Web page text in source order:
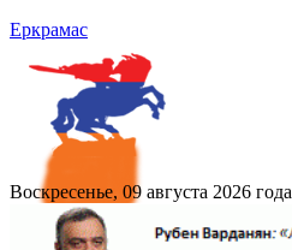
Еркрамас
Воскресенье, 09 августа 2026 года